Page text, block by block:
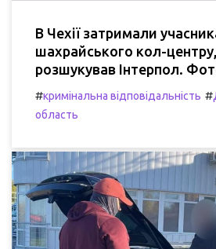
В Чехії затримали
шахрайського кол-
розшукував Інтерпол.
#кримінальна відповідальність #
область